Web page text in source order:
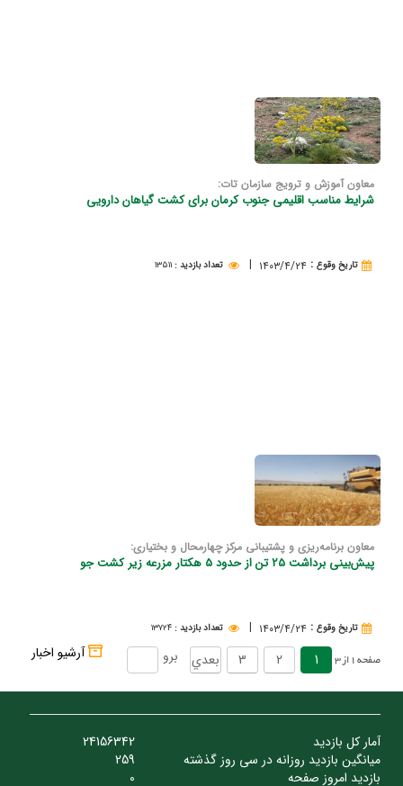
معاون آموزش و ترویج سازمان تات:
شرایط مناسب اقلیمی جنوب كرمان برای كشت گیاهان دارویی
تاريخ وقوع : ۱۴۰۳/۴/۲۴ | تعداد بازدید : ۱۳۵۱۱
معاون برنامه‌ریزی و پشتیبانی مرکز چهارمحال و بختیاری:
پیش‌بینی برداشت 25 تن از حدود 5 هكتار مزرعه زیر كشت جو
تاريخ وقوع : ۱۴۰۳/۴/۲۴ | تعداد بازدید : ۱۳۷۲۴
صفحه 1 از 3
1
2
3 بعدي برو آرشيو اخبار
آمار کل بازدید
24156342
میانگین بازدید روزانه در سی روز گذشته
259
بازدید امروز صفحه
0